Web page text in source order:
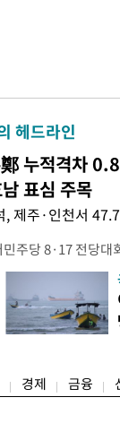
헤드라인
누적격차
표심 주목
, 제주·인천서
주당 8·17 전당대
일 제주·인천 지역
정청래 후보 우세
경남 경선에서 1승
인천 경선에서 이기
경제 금융